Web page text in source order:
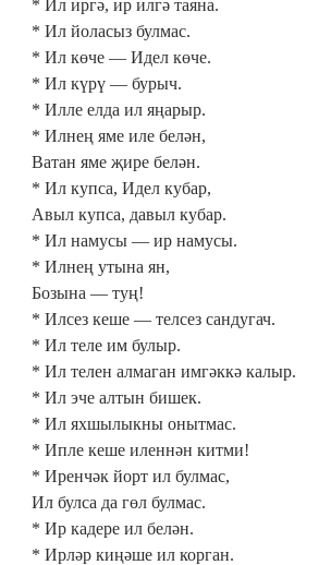
* Ил иргә, ир илгә таяна.
* Ил йоласыз булмас.
* Ил көче — Идел көче.
* Ил күрү — бурыч.
* Илле елда ил яңарыр.
* Илнең яме иле белән,
Ватан яме җире белән.
* Ил купса, Идел кубар,
Авыл купса, давыл кубар.
* Ил намусы — ир намусы.
* Илнең утына ян,
Бозына — туң!
* Илсез кеше — телсез сандугач.
* Ил теле им булыр.
* Ил телен алмаган имгәккә калыр.
* Ил эче алтын бишек.
* Ил яхшылыкны онытмас.
* Ипле кеше иленнән китми!
* Иренчәк йорт ил булмас,
Ил булса да гөл булмас.
* Ир кадере ил белән.
* Ирләр киңәше ил корган.